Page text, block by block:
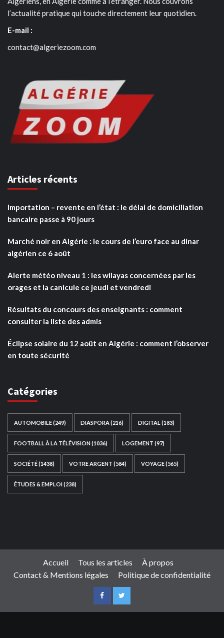
l’actualité pratique qui touche directement leur quotidien.
E-mail :
contact@algeriezoom.com
Articles récents
Importation – revente en l’état : le délai de domiciliation
bancaire passe à 90 jours
Marché noir en Algérie : le cours de l’euro face au dinar
algérien ce 6 août
Alerte météo niveau 1 : les wilayas concernées par les
orages et la canicule ce jeudi et vendredi
Résultats du concours des enseignants : comment
consulter la liste des admis
Éclipse solaire du 12 août en Algérie : comment l’observer
en toute sécurité
Catégories
AUTOMOBILE(249) DIASPORA (216) DIGITAL (183)
FOOTBALL À LA TÉLÉVISION(1036) LOGEMENT (97)
SOCIÉTÉ(1438) VOTRE ARGENT (584) VOYAGE(565)
ÉTUDES & EMPLOI(238)
Accueil Tous les articles
À propos
Contact & Mentions légales
Politique de confidentialité